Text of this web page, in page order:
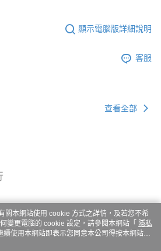
先享後付 」之結帳頁面顯示為準，若有關於
。
同意申辦者引起之損失，本公司不負相關責
時，將依據個別帳號之用戶狀況，依本公司即
仍有額度不足之情形，本公司將視審查結果
使用他人資訊註冊。若發現惡意使用之情形，
停止該用戶之使用額度並採取法律行動。
顯示電腦版詳細說明
客服
查看全部
關本網站使用 cookie 方式之詳情，及若您不希
變更電腦的 cookie 設定，請參閱本網站「 隱私
續使用本網站即表示您同意本公司得按本網站使
。